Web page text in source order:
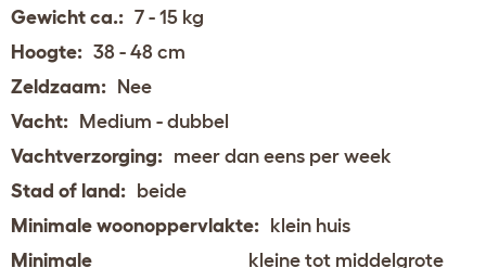
Gewicht ca.: 7 - 15 kg
Hoogte: 38 - 48 cm
Zeldzaam: Nee
Vacht: Medium - dubbel
Vachtverzorging: meer dan eens per week
Stad of land: beide
Minimale woonoppervlakte: klein huis
Minimale
kleine tot middelgrote